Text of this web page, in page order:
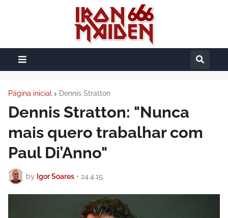
Página inicial Dennis Stratton
Dennis Stratton: "Nunca
mais quero trabalhar com
Paul Di’Anno"
by Igor Soares • 24.4.15